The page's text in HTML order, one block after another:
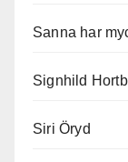
Sanna har
Signhild
Siri Öryd